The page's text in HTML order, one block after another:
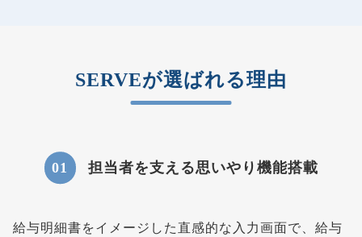
SERVEが選ばれる理由
担当者を支える思いやり機能搭載
給与明細書をイメージした直感的な入力画面で、給与